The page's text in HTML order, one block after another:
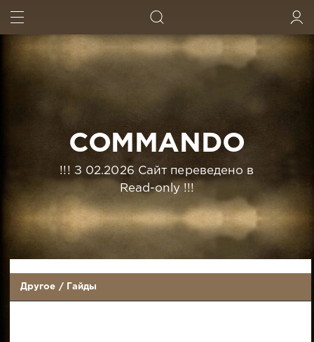
COMMANDO
!!! З 02.2026 Сайт переведено в
Read-only !!!
Другое / Гайды